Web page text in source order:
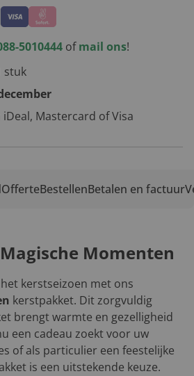
5010444 ofmail ons!
stuk
Mastercard of Visa
OfferteBestellenBetalen en factuur
Momenten
kerstseizoen met ons
kerstpakket. Dit zorgvuldig
brengt warmte en gezelligheid
een cadeau zoekt voor uw
of als particulier een feestelijke
is een uitstekende keuze.